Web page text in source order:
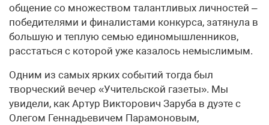
общение со множеством талантливых личностей –
победителями и финалистами конкурса, затянула в
большую и теплую семью единомышленников,
расстаться с которой уже казалось немыслимым.
Одним из самых ярких событий тогда был
творческий вечер «Учительской газеты». Мы
увидели, как Артур Викторович Заруба в дуэте с
Олегом Геннадьевичем Парамоновым,